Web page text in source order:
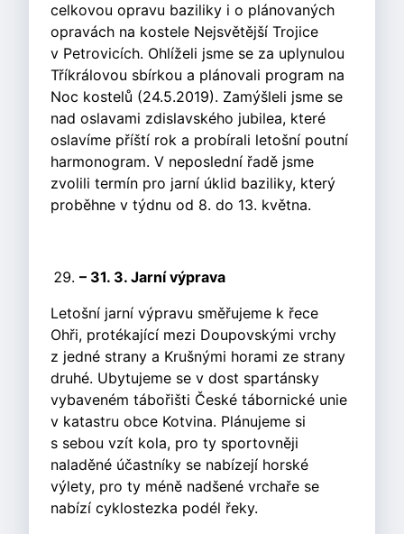
celkovou opravu baziliky i o plánovaných
opravách na kostele Nejsvětější Trojice
v Petrovicích. Ohlíželi jsme se za uplynulou
Tříkrálovou sbírkou a plánovali program na
Noc kostelů (24.5.2019). Zamýšleli jsme se
nad oslavami zdislavského jubilea, které
oslavíme příští rok a probírali letošní poutní
harmonogram. V neposlední řadě jsme
zvolili termín pro jarní úklid baziliky, který
proběhne v týdnu od 8. do 13. května.
– 31. 3. Jarní výprava
Letošní jarní výpravu směřujeme k řece
Ohři, protékající mezi Doupovskými vrchy
z jedné strany a Krušnými horami ze strany
druhé. Ubytujeme se v dost spartánsky
vybaveném tábořišti České tábornické unie
v katastru obce Kotvina. Plánujeme si
s sebou vzít kola, pro ty sportovněji
naladěné účastníky se nabízejí horské
výlety, pro ty méně nadšené vrchaře se
nabízí cyklostezka podél řeky.